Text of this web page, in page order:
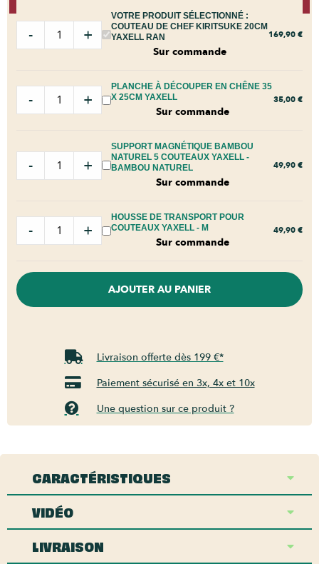
VOTRE PRODUIT SÉLECTIONNÉ :
COUTEAU DE CHEF KIRITSUKE 20CM
YAXELL RAN
Sur commande
- + 169,90 €
PLANCHE À DÉCOUPER EN CHÊNE 35
X 25CM YAXELL
Sur commande
- + 35,00 €
SUPPORT MAGNÉTIQUE BAMBOU
NATUREL 5 COUTEAUX YAXELL -
BAMBOU NATUREL
Sur commande
- + 49,90 €
HOUSSE DE TRANSPORT POUR
COUTEAUX YAXELL - M
Sur commande
- + 49,90 €
AJOUTER AU PANIER
Livraison offerte dès 199 €*
Paiement sécurisé en 3x, 4x et 10x
Une question sur ce produit ?
CARACTÉRISTIQUES
VIDÉO
LIVRAISON